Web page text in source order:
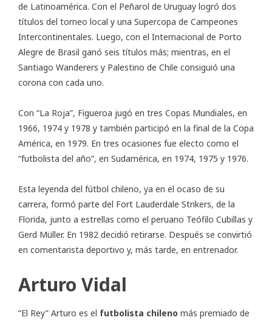
de Latinoamérica. Con el Peñarol de Uruguay logró dos
títulos del torneo local y una Supercopa de Campeones
Intercontinentales. Luego, con el Internacional de Porto
Alegre de Brasil ganó seis títulos más; mientras, en el
Santiago Wanderers y Palestino de Chile consiguió una
corona con cada uno.
Con “La Roja”, Figueroa jugó en tres Copas Mundiales, en
1966, 1974 y 1978 y también participó en la final de la Copa
América, en 1979. En tres ocasiones fue electo como el
“futbolista del año”, en Sudamérica, en 1974, 1975 y 1976.
Esta leyenda del fútbol chileno, ya en el ocaso de su
carrera, formó parte del Fort Lauderdale Strikers, de la
Florida, junto a estrellas como el peruano Teófilo Cubillas y
Gerd Müller. En 1982 decidió retirarse. Después se convirtió
en comentarista deportivo y, más tarde, en entrenador.
Arturo Vidal
“El Rey” Arturo es el futbolista chileno más premiado de